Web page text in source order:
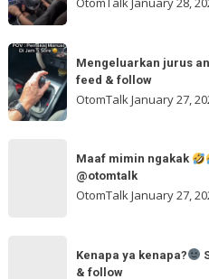
browse
kalau
dua
tangan
Sc:
arvanjayamotor
Mengeluarkan
jurus
andalan
Sc:
Mengeluarkan jurus
feed & follow
OtomTalkJanuary 27,
Maaf mimin ngakak
@otomtalk
OtomTalkJanuary 27,
Kenapa ya kenapa?
& follow